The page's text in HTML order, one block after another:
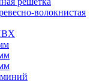
волокнистая